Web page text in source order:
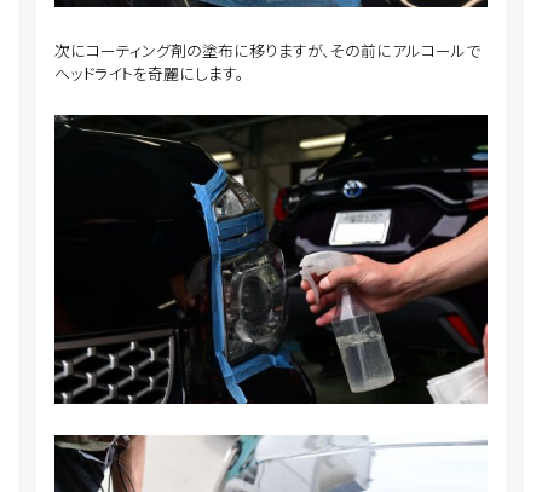
次にコーティング剤の塗布に移りますが、その前にアルコールで
ヘッドライトを奇麗にします。